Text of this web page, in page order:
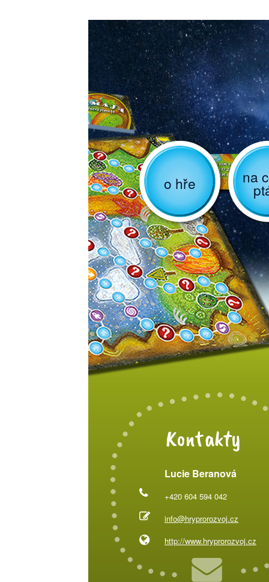
o hře na
Kontakty
Lucie Beranová
+420 604 594 042
info@hryprorozvoj.cz
http://www.hryprorozvoj.cz